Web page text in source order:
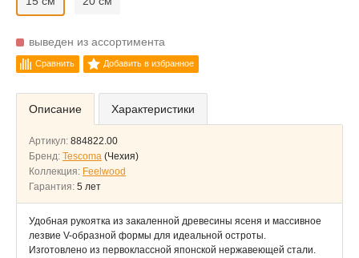
выведен из ассортимента
Сравнить Добавить в избранное
Описание Характеристики
Артикул: 884822.00
Бренд: Tescoma (Чехия)
Коллекция: Feelwood
Гарантия: 5 лет
Удобная рукоятка из закаленной древесины ясеня и массивное
лезвие V-образной формы для идеальной остроты.
Изготовлено из первоклассной японской нержавеющей стали.